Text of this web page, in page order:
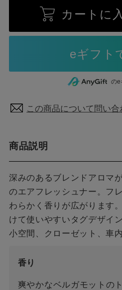
カートに
のe
この商品について問い合
商品説明
深みのあるブレンドアロマ
のエアフレッシュナー。フ
わらかく香りが広がります
けて使いやすいタグデザイ
小空間、クローゼット、車
香り
爽やかなベルガモットの